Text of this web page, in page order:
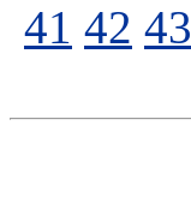
41 42 43